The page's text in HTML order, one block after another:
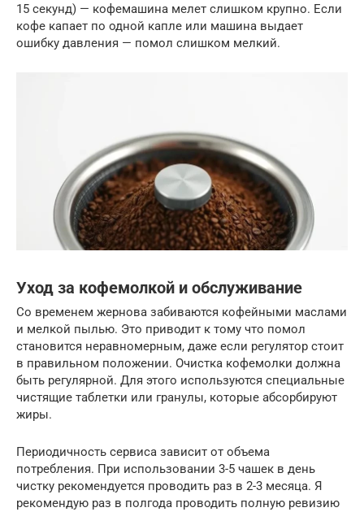
15 секунд) — кофемашина мелет слишком крупно. Если
кофе капает по одной капле или машина выдает
ошибку давления — помол слишком мелкий.
Уход за кофемолкой и обслуживание
Со временем жернова забиваются кофейными маслами
и мелкой пылью. Это приводит к тому что помол
становится неравномерным, даже если регулятор стоит
в правильном положении. Очистка кофемолки должна
быть регулярной. Для этого используются специальные
чистящие таблетки или гранулы, которые абсорбируют
жиры.
Периодичность сервиса зависит от объема
потребления. При использовании 3-5 чашек в день
чистку рекомендуется проводить раз в 2-3 месяца. Я
рекомендую раз в полгода проводить полную ревизию